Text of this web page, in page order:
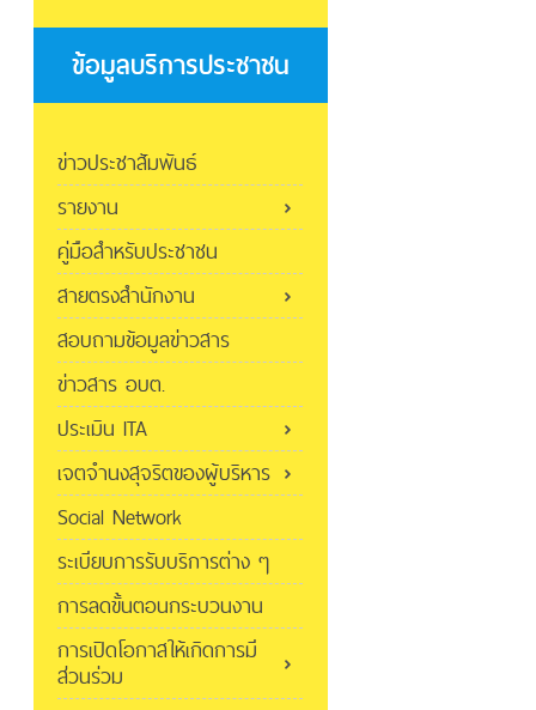
ข้อมูลบริการประชาชน
ข่าวประชาสัมพันธ์
รายงาน
คู่มือสำหรับประชาชน
สายตรงสำนักงาน
สอบถามข้อมูลข่าวสาร
ข่าวสาร อบต.
ประเมิน ITA
เจตจำนงสุจริตของผู้บริหาร
Social Network
ระเบียบการรับบริการต่าง ๆ
การลดขั้นตอนกระบวนงาน
การเปิดโอกาสให้เกิดการมี
ส่วนร่วม